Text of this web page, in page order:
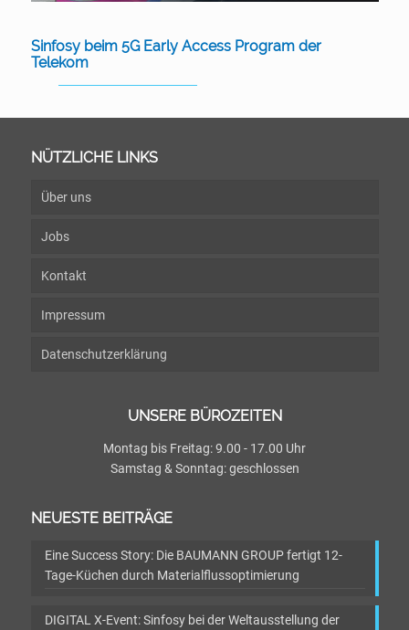
Sinfosy beim 5G Early Access Program der
Telekom
NÜTZLICHE LINKS
Über uns
Jobs
Kontakt
Impressum
Datenschutzerklärung
UNSERE BÜROZEITEN
Montag bis Freitag: 9.00 - 17.00 Uhr
Samstag & Sonntag: geschlossen
NEUESTE BEITRÄGE
Eine Success Story: Die BAUMANN GROUP fertigt 12-
Tage-Küchen durch Materialflussoptimierung
DIGITAL X-Event: Sinfosy bei der Weltausstellung der